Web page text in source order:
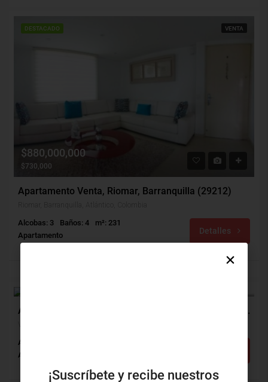
DESTACADO VENTA
$880,000,000
$730,000
Apartamento Venta, Riomar, Barranquilla (29212)
Alcobas: 3 Baños: 4
m²: 231
Apartamento
Detalles
Apartamento Venta, Villa Carolina, Barranquilla (27887)
Alcobas: 3
Apartamento
¡Suscríbete y recibe nuestros